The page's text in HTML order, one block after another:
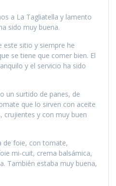
a La Tagliatella y lamento
sido muy buena.
este sitio y siempre he
se tiene que comer bien. El
y el servicio ha sido
un surtido de panes, de
que lo sirven con aceite
crujientes y con muy buen
de foie, con tomate,
mi-cuit, crema balsámica,
También estaba muy buena,